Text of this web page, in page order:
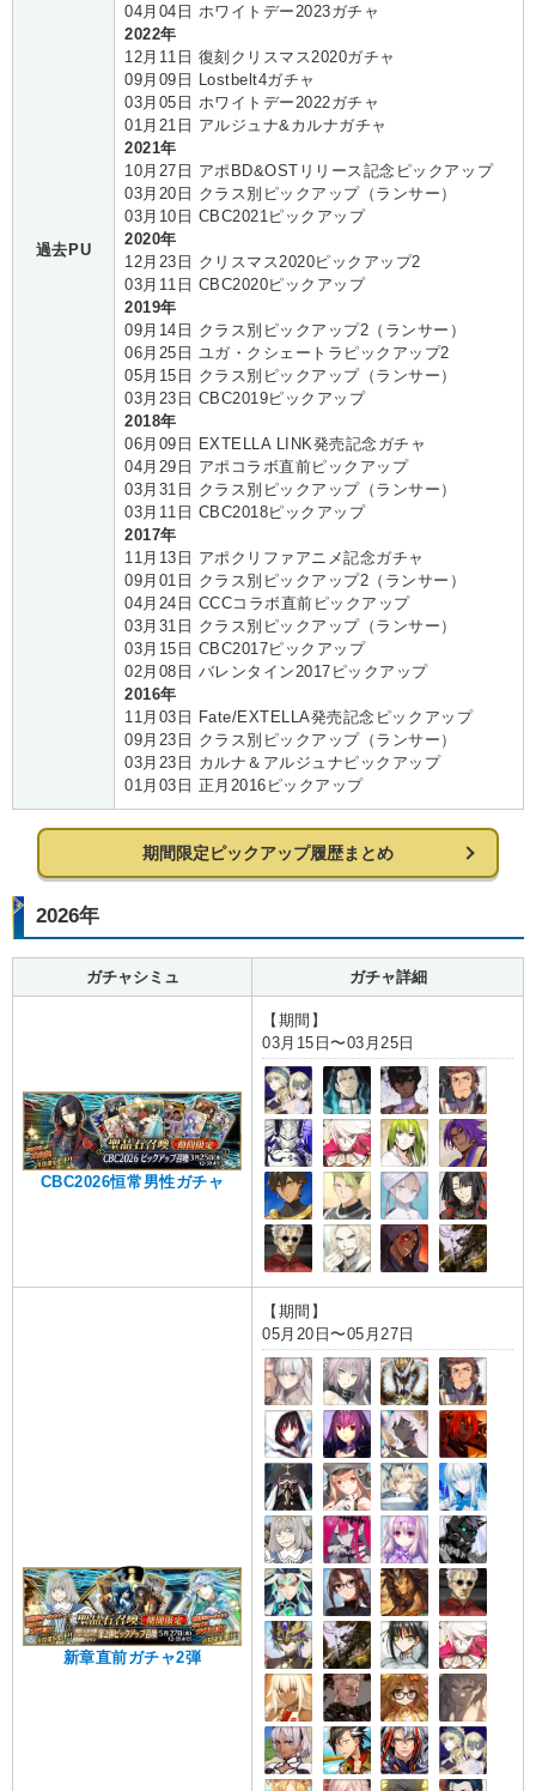
過去PU
04月04日 ホワイトデー2023ガチャ
2022年
12月11日 復刻クリスマス2020ガチャ
09月09日 Lostbelt4ガチャ
03月05日 ホワイトデー2022ガチャ
01月21日 アルジュナ&カルナガチャ
2021年
10月27日 アポBD&OSTリリース記念ピックアップ
03月20日 クラス別ピックアップ（ランサー）
03月10日 CBC2021ピックアップ
2020年
12月23日 クリスマス2020ピックアップ2
03月11日 CBC2020ピックアップ
2019年
09月14日 クラス別ピックアップ2（ランサー）
06月25日 ユガ・クシェートラピックアップ2
05月15日 クラス別ピックアップ（ランサー）
03月23日 CBC2019ピックアップ
2018年
06月09日 EXTELLA LINK発売記念ガチャ
04月29日 アポコラボ直前ピックアップ
03月31日 クラス別ピックアップ（ランサー）
03月11日 CBC2018ピックアップ
2017年
11月13日 アポクリファアニメ記念ガチャ
09月01日 クラス別ピックアップ2（ランサー）
04月24日 CCCコラボ直前ピックアップ
03月31日 クラス別ピックアップ（ランサー）
03月15日 CBC2017ピックアップ
02月08日 バレンタイン2017ピックアップ
2016年
11月03日 Fate/EXTELLA発売記念ピックアップ
09月23日 クラス別ピックアップ（ランサー）
03月23日 カルナ＆アルジュナピックアップ
01月03日 正月2016ピックアップ
期間限定ピックアップ履歴まとめ
2026年
ガチャシミュ ガチャ詳細
CBC2026恒常男性ガチャ
【期間】
03月15日〜03月25日
新章直前ガチャ2弾
【期間】
05月20日〜05月27日